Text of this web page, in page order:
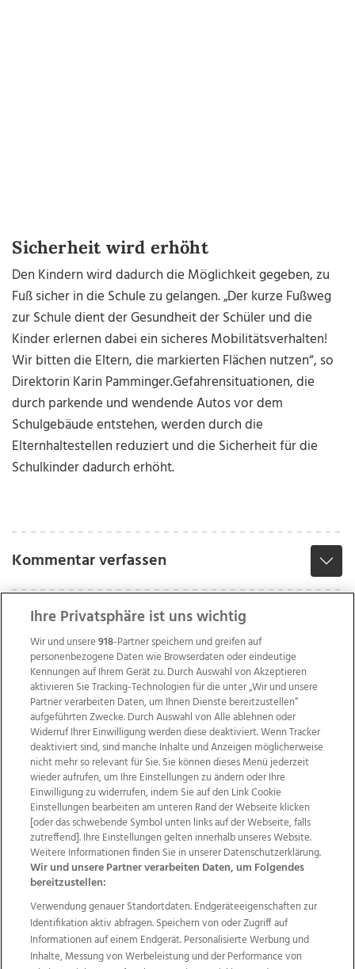
Sicherheit wird erhöht
Den Kindern wird dadurch die Möglichkeit gegeben, zu
Fuß sicher in die Schule zu gelangen. „Der kurze Fußweg
zur Schule dient der Gesundheit der Schüler und die
Kinder erlernen dabei ein sicheres Mobilitätsverhalten!
Wir bitten die Eltern, die markierten Flächen nutzen“, so
Direktorin Karin Pamminger.Gefahrensituationen, die
durch parkende und wendende Autos vor dem
Schulgebäude entstehen, werden durch die
Elternhaltestellen reduziert und die Sicherheit für die
Schulkinder dadurch erhöht.
Kommentar verfassen
Wir über uns Mediadaten Kontakt
Jobs
Datenschutz
Impressum
AGB Anzeigekunden
AGB Website
Ehrenkodex Politische Werbung
Weitere Angebote des Medienhauses Wimmer
TV1 di-mog-i.at OÖNow
Ischler Woche
Life Radio
OÖNachrichten
OÖN Immobilien
OÖN Karriere
OÖN Reise Promenaden Galerien
Ihre Privatsphäre ist uns wichtig
Wir und unsere918-Partner speichern und greifen auf
personenbezogene Daten wie Browserdaten oder eindeutige
Kennungen auf Ihrem Gerät zu. Durch Auswahl von Akzeptieren
aktivieren Sie Tracking-Technologien für die unter „Wir und unsere
Partner verarbeiten Daten, um Ihnen Dienste bereitzustellen“
aufgeführten Zwecke. Durch Auswahl von Alle ablehnen oder
Widerruf Ihrer Einwilligung werden diese deaktiviert. Wenn Tracker
deaktiviert sind, sind manche Inhalte und Anzeigen möglicherweise
nicht mehr so relevant für Sie. Sie können dieses Menü jederzeit
wieder aufrufen, um Ihre Einstellungen zu ändern oder Ihre
Einwilligung zu widerrufen, indem Sie auf den Link Cookie
Einstellungen bearbeiten am unteren Rand der Webseite klicken
[oder das schwebende Symbol unten links auf der Webseite, falls
zutreffend]. Ihre Einstellungen gelten innerhalb unseres Website.
Weitere Informationen finden Sie in unserer Datenschutzerklärung.
Wir und unsere Partner verarbeiten Daten, um Folgendes
bereitzustellen:
Verwendung genauer Standortdaten. Endgeräteeigenschaften zur
Identifikation aktiv abfragen. Speichern von oder Zugriff auf
Informationen auf einem Endgerät. Personalisierte Werbung und
Inhalte, Messung von Werbeleistung und der Performance von